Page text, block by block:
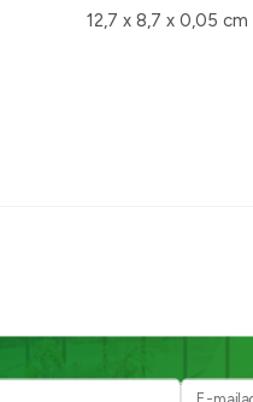
12,7 x 8,7 x 0,05 cm